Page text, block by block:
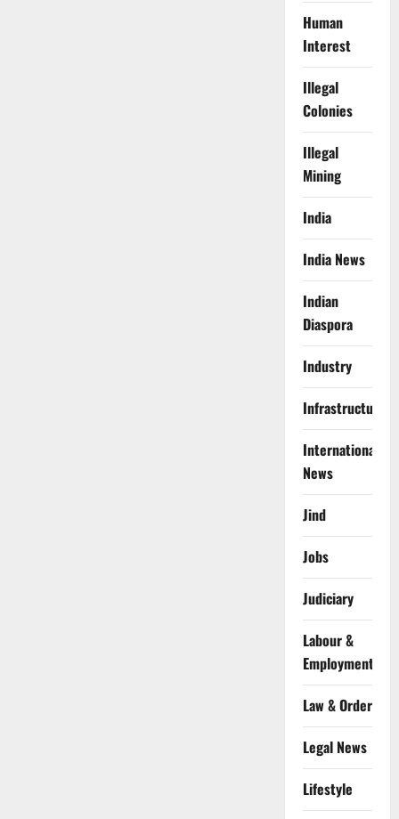
Human
Interest
Illegal
Colonies
Illegal
Mining
India
India News
Indian
Diaspora
Industry
Infrastructure
International
News
Jind
Jobs
Judiciary
Labour &
Employment
Law & Order
Legal News
Lifestyle